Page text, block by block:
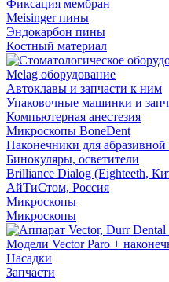
Фиксация мембран
Meisinger пины
Эндокарбон пины
Костный материал
Melag оборудование
Автоклавы и запчасти к ним
Упаковочные машинки и
Компьютерная анестезия
Микроскопы BoneDent
Наконечники для абразивной
Бинокуляры, осветители
Brilliance Dialog (Eighteeth,
АйТиСтом, Россия
Микроскопы
Микроскопы
Модели Vector Paro +
Насадки
Запчасти